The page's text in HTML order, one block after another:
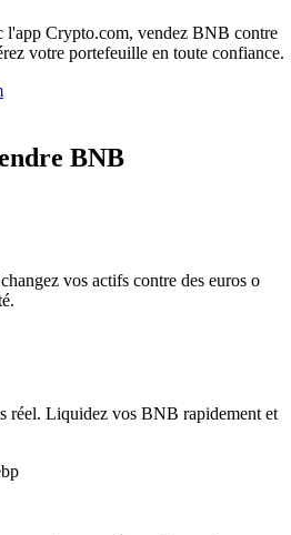
l'app Crypto.com, vendez BNB contre
votre portefeuille en toute confiance.
BNB
vos actifs contre des euros o
réel. Liquidez vos BNB rapidement et